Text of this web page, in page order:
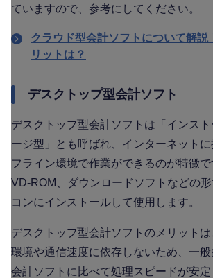
ていますので、参考にしてください。
クラウド型会計ソフトについて解説
リットは？
デスクトップ型会計ソフト
デスクトップ型会計ソフトは「インス
ージ型」とも呼ばれ、インターネット
フライン環境で作業ができるのが特徴
VD-ROM、ダウンロードソフトなどの
コンにインストールして使用します。
デスクトップ型会計ソフトのメリット
環境や通信速度に依存しないため、一
会計ソフトに比べて処理スピードが安定